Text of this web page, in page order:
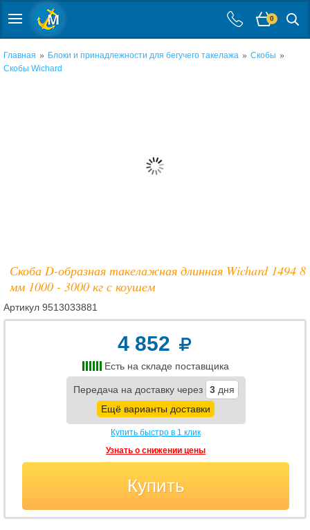
0
Главная » Блоки и принадлежности для бегучего такелажа » Скобы »
Скобы Wichard
Скоба D-образная такелажная длинная Wichard 1494 8
мм 1000 - 3000 кг с коушем
Артикул 9513033881
4 852
Есть на складе поставщика
Передача на доставку через 3 дня
Ещё варианты доставки
Купить быстро в 1 клик
Узнать о снижении цены
Купить